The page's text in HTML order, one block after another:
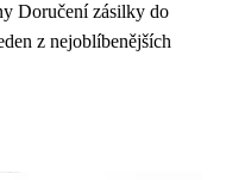
Doručení zásilky do
z nejoblíbenějších